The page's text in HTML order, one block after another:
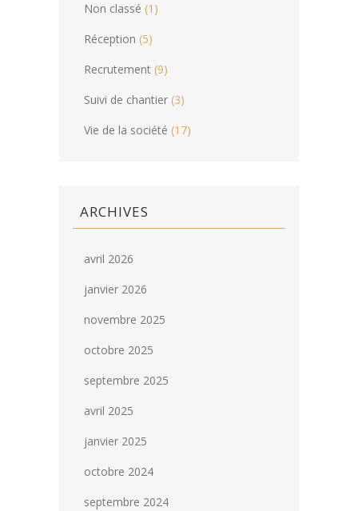
Non classé (1)
Réception (5)
Recrutement (9)
Suivi de chantier (3)
Vie de la société (17)
ARCHIVES
avril 2026
janvier 2026
novembre 2025
octobre 2025
septembre 2025
avril 2025
janvier 2025
octobre 2024
septembre 2024